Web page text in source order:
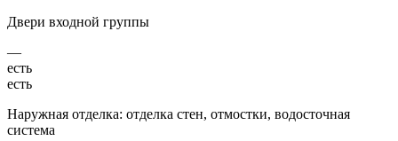
Двери входной группы
—
есть
есть
Наружная отделка: отделка стен, отмостки, водосточная
система